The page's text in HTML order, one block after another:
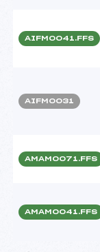
AIFM0041.FFS
AIFM0031
AMAM0071.FFS
AMAM0041.FFS